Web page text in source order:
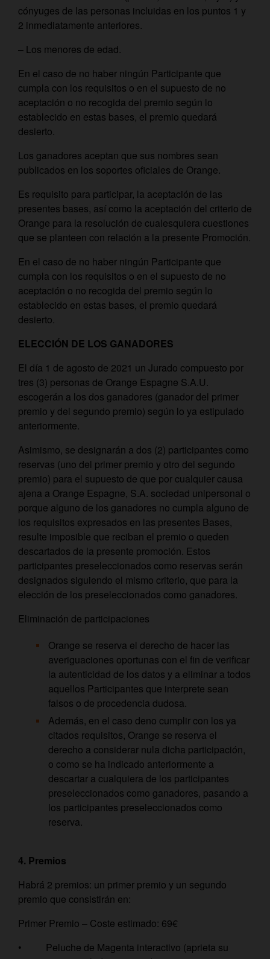
cónyuges de las personas incluidas en los puntos 1 y
2 inmediatamente anteriores.
– Los menores de edad.
En el caso de no haber ningún Participante que
cumpla con los requisitos o en el supuesto de no
aceptación o no recogida del premio según lo
establecido en estas bases, el premio quedará
desierto.
Los ganadores aceptan que sus nombres sean
publicados en los soportes oficiales de Orange.
Es requisito para participar, la aceptación de las
presentes bases, así como la aceptación del criterio de
Orange para la resolución de cualesquiera cuestiones
que se planteen con relación a la presente Promoción.
En el caso de no haber ningún Participante que
cumpla con los requisitos o en el supuesto de no
aceptación o no recogida del premio según lo
establecido en estas bases, el premio quedará
desierto.
ELECCIÓN DE LOS GANADORES
El día 1 de agosto de 2021 un Jurado compuesto por
tres (3) personas de Orange Espagne S.A.U.
escogerán a los dos ganadores (ganador del primer
premio y del segundo premio) según lo ya estipulado
anteriormente.
Asimismo, se designarán a dos (2) participantes como
reservas (uno del primer premio y otro del segundo
premio) para el supuesto de que por cualquier causa
ajena a Orange Espagne, S.A. sociedad unipersonal o
porque alguno de los ganadores no cumpla alguno de
los requisitos expresados en las presentes Bases,
resulte imposible que reciban el premio o queden
descartados de la presente promoción. Estos
participantes preseleccionados como reservas serán
designados siguiendo el mismo criterio, que para la
elección de los preseleccionados como ganadores.
Eliminación de participaciones
Orange se reserva el derecho de hacer las
averiguaciones oportunas con el fin de verificar
la autenticidad de los datos y a eliminar a todos
aquellos Participantes que interprete sean
falsos o de procedencia dudosa.
Además, en el caso deno cumplir con los ya
citados requisitos, Orange se reserva el
derecho a considerar nula dicha participación,
o como se ha indicado anteriormente a
descartar a cualquiera de los participantes
preseleccionados como ganadores, pasando a
los participantes preseleccionados como
reserva.
4. Premios
Habrá 2 premios: un primer premio y un segundo
premio que consistirán en:
Primer Premio – Coste estimado: 69€
• Peluche de Magenta interactivo (aprieta su